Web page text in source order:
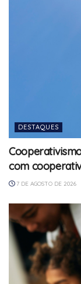
DESTAQUES
com
7 DE AGOSTO DE 2026